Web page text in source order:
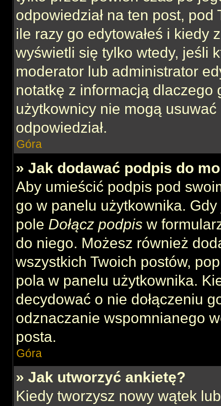
odpowiedział na ten post,
ile razy go edytowałeś i kiedy
wyświetli się tylko wtedy, jeśli
moderator lub administrator
notatkę z informacją
użytkownicy nie mogą
odpowiedział.
Góra
» Jak dodawać podpis do
Aby umieścić podpis pod
go w panelu użytkownika.
pole Dołącz podpis w
do niego. Możesz również
wszystkich Twoich postów,
pola w panelu użytkownika.
decydować o nie dołączeniu
odznaczanie wspomnianego
posta.
Góra
» Jak utworzyć ankietę?
Kiedy tworzysz nowy wątek